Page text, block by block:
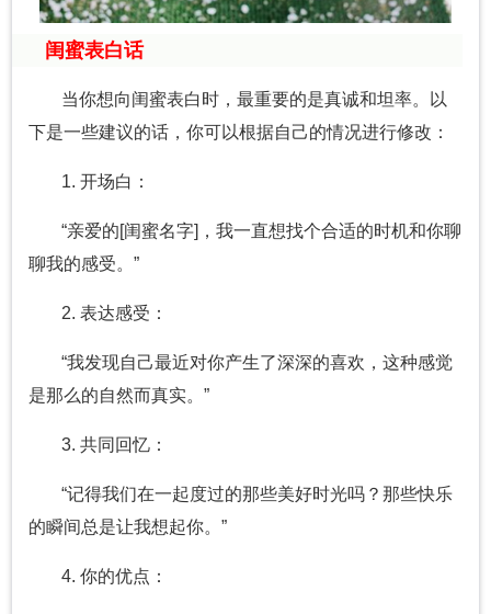
闺蜜表白话
当你想向闺蜜表白时，最重要的是真诚和坦率。以
下是一些建议的话，你可以根据自己的情况进行修改：
1. 开场白：
“亲爱的[闺蜜名字]，我一直想找个合适的时机和你聊
聊我的感受。”
2. 表达感受：
“我发现自己最近对你产生了深深的喜欢，这种感觉
是那么的自然而真实。”
3. 共同回忆：
“记得我们在一起度过的那些美好时光吗？那些快乐
的瞬间总是让我想起你。”
4. 你的优点：